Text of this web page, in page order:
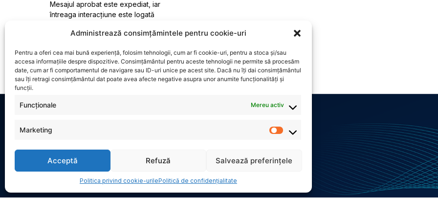
Administrează consimțămintele pentru cookie-uri
Pentru a oferi cea mai bună experiență, folosim tehnologii, cum ar fi cookie-uri, pentru a stoca și/sau
accesa informațiile despre dispozitive. Consimțământul pentru aceste tehnologii ne permite să procesăm
date, cum ar fi comportamentul de navigare sau ID-uri unice pe acest site. Dacă nu îți dai consimțământul
sau îți retragi consimțământul dat poate avea afecte negative asupra unor anumite funcționalități și
funcții.
Funcționale Mereu activ
Marketing
Acceptă Refuză Salvează preferințele
Politica privind cookie-urilePolitică de confidențialitate
Mesajul aprobat este expediat, iar
întreaga interacțiune este logată
Politică de confidențialitate
Politica privind cookie-urile (UE)
office@digisinergy.ro